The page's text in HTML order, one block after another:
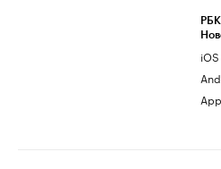
РБК
iOS